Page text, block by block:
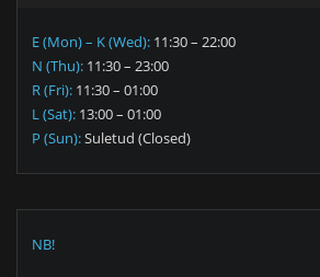
E (Mon) – K (Wed): 11:30 – 22:00
N (Thu): 11:30 – 23:00
R (Fri): 11:30 – 01:00
L (Sat): 13:00 – 01:00
P (Sun):Suletud (Closed)
NB!